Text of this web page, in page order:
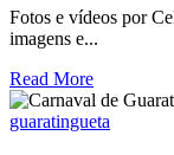
Fotos e vídeos por
imagens e...
Read More
guaratingueta